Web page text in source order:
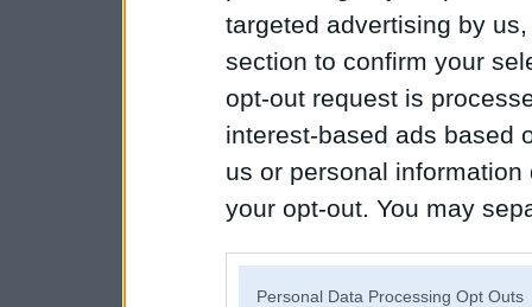
targeted advertising by
section to confirm your
opt-out request is
interest-based ads based
us or personal
your opt-out. You may
Personal Data Processing Opt Outs